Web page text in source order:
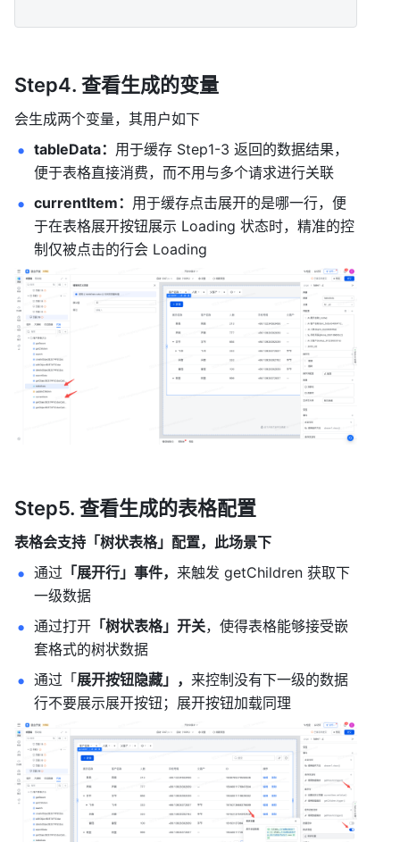
Step4. 查看生成的变量
会生成两个变量，其用户如下
tableData： 用于缓存 Step1-3 返回的数据结果，
便于表格直接消费，而不用与多个请求进行关联
currentItem： 用于缓存点击展开的是哪一行，便
于在表格展开按钮展示 Loading 状态时，精准的控
制仅被点击的行会 Loading
Step5. 查看生成的表格配置
表格会支持「树状表格」配置，此场景下
通过 「展开行」事件， 来触发 getChildren 获取下
一级数据
通过打开 「树状表格」开关，使得表格能够接受嵌
套格式的树状数据
通过「展开按钮隐藏」， 来控制没有下一级的数据
行不要展示展开按钮；展开按钮加载同理